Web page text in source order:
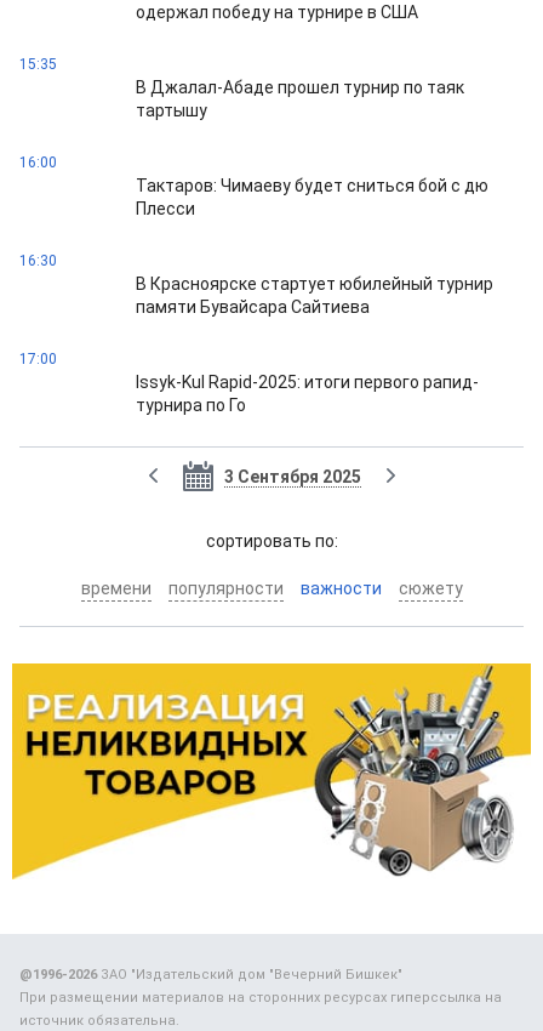
одержал победу на турнире в США
15:35
В Джалал-Абаде прошел турнир по таяк
тартышу
16:00
Тактаров: Чимаеву будет сниться бой с дю
Плесси
16:30
В Красноярске стартует юбилейный турнир
памяти Бувайсара Сайтиева
17:00
Issyk-Kul Rapid-2025: итоги первого рапид-
турнира по Го
3 Сентября 2025
cортировать по:
времени популярности важности сюжету
@1996-2026ЗАО "Издательский дом "Вечерний Бишкек"
При размещении материалов на сторонних ресурсах гиперссылка на
источник обязательна.